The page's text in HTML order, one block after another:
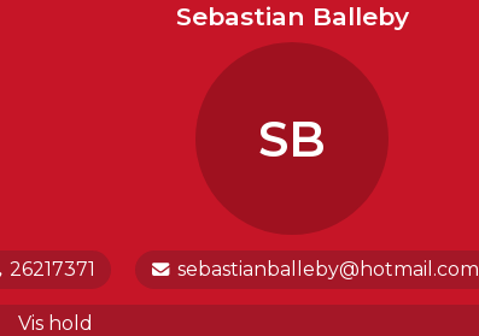
Sebastian Balleby
SB
26217371 sebastianballeby@hotmail.com
Vis hold
EFTERSKOLE - FRI KONTINGENT